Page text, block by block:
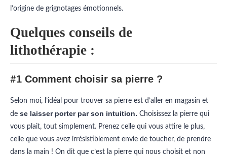
l’origine de grignotages émotionnels.
Quelques conseils de
lithothérapie :
#1 Comment choisir sa pierre ?
Selon moi, l’idéal pour trouver sa pierre est d’aller en magasin et
de se laisser porter par son intuition. Choisissez la pierre qui
vous plait, tout simplement. Prenez celle qui vous attire le plus,
celle que vous avez irrésistiblement envie de toucher, de prendre
dans la main ! On dit que c’est la pierre qui nous choisit et non